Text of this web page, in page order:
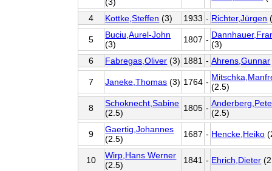
4 Kottke,Steffen (3) 1933 - Richter,Jürgen
5
Buciu,Aurel-John
(3)
1807 - (3)
6
Fabregas,Oliver (3) 1881 - Ahrens,Gunnar
7 Janeke,Thomas (3) 1764 - (2.5)
8
Schoknecht,Sabine
(2.5)
1805 - (2.5)
9
Gaertig,Johannes
(2.5)
1687 - Hencke,Heiko
10
Wirp,Hans Werner
(2.5)
1841 - Ehrich,Dieter